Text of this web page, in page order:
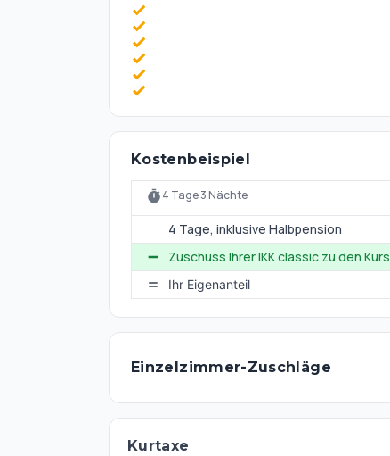
Mit der S-Bahn gelangen Sie in nur ca. 15
ihren zahlreichen kulturellen und
ihren Cafés und Shoppingmöglichkeiten, der Viktualienmarkt,
Kostenbeispiel
4 Tage 3 Nächte
4 Tage, inklusive Halbpension
Zuschuss Ihrer IKK classic zu den
Ihr Eigenanteil
Einzelzimmer-Zuschläge
Kurtaxe